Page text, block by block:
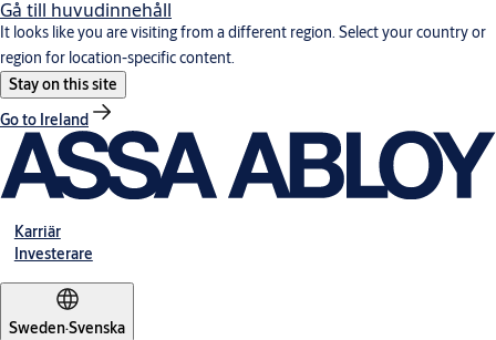
Gå till huvudinnehåll
It looks like you are visiting from a different region. Select your country or
region for location-specific content.
Stay on this site
Go to Ireland
Karriär
Investerare
Sweden·Svenska